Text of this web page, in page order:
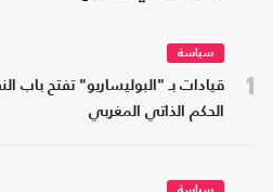
1
سياسة
قيادات بـ "البوليساريو" تفتح باب
الحكم الذاتي المغربي